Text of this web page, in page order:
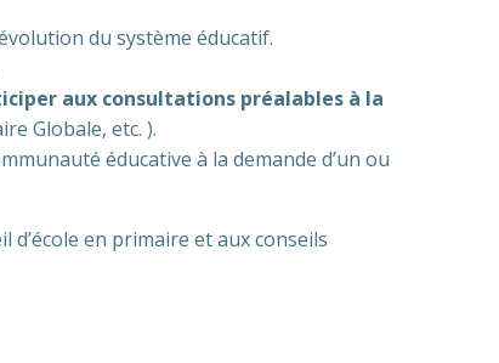
du système éducatif.
aux consultations préalables à la
Globale, etc. ).
éducative à la demande d’un ou
en primaire et aux conseils